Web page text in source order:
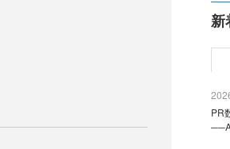
新
PR